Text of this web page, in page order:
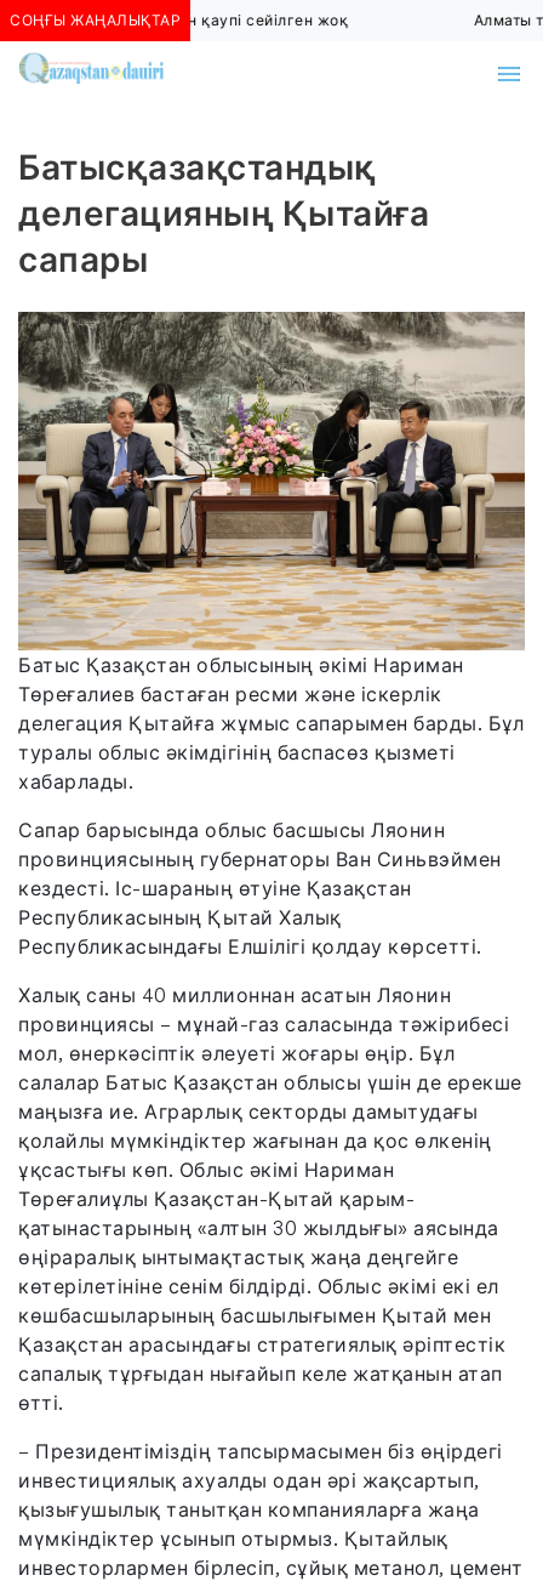
СОҢҒЫ ЖАҢАЛЫҚТАР
Алматыда көшкін қаупі сейілген жоқ Алматы
Батысқазақстандық
делегацияның Қытайға
сапары
Батыс Қазақстан облысының әкімі Нариман
Төреғалиев бастаған ресми және іскерлік
делегация Қытайға жұмыс сапарымен барды. Бұл
туралы облыс әкімдігінің баспасөз қызметі
хабарлады.
Сапар барысында облыс басшысы Ляонин
провинциясының губернаторы Ван Синьвэймен
кездесті. Іс-шараның өтуіне Қазақстан
Республикасының Қытай Халық
Республикасындағы Елшілігі қолдау көрсетті.
Халық саны 40 миллионнан асатын Ляонин
провинциясы – мұнай-газ саласында тәжірибесі
мол, өнеркәсіптік әлеуеті жоғары өңір. Бұл
салалар Батыс Қазақстан облысы үшін де ерекше
маңызға ие. Аграрлық секторды дамытудағы
қолайлы мүмкіндіктер жағынан да қос өлкенің
ұқсастығы көп. Облыс әкімі Нариман
Төреғалиұлы Қазақстан-Қытай қарым-
қатынастарының «алтын 30 жылдығы» аясында
өңіраралық ынтымақтастық жаңа деңгейге
көтерілетініне сенім білдірді. Облыс әкімі екі ел
көшбасшыларының басшылығымен Қытай мен
Қазақстан арасындағы стратегиялық әріптестік
сапалық тұрғыдан нығайып келе жатқанын атап
өтті.
– Президентіміздің тапсырмасымен біз өңірдегі
инвестициялық ахуалды одан әрі жақсартып,
қызығушылық танытқан компанияларға жаңа
мүмкіндіктер ұсынып отырмыз. Қытайлық
инвесторлармен бірлесіп, сұйық метанол, цемент